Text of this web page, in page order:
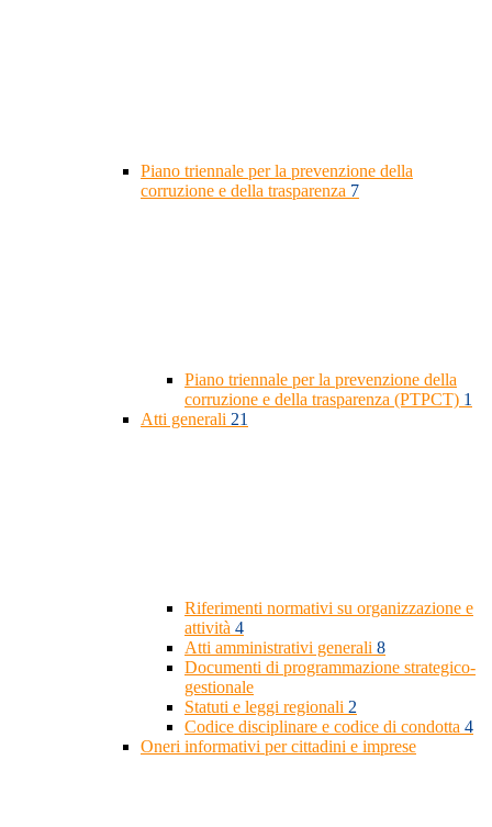
Piano triennale per la prevenzione della
corruzione e della trasparenza 7
Piano triennale per la prevenzione della
corruzione e della trasparenza (PTPCT) 1
Atti generali 21
Riferimenti normativi su organizzazione e
attività 4
Atti amministrativi generali 8
Documenti di programmazione strategico-
gestionale
Statuti e leggi regionali 2
Codice disciplinare e codice di condotta 4
Oneri informativi per cittadini e imprese